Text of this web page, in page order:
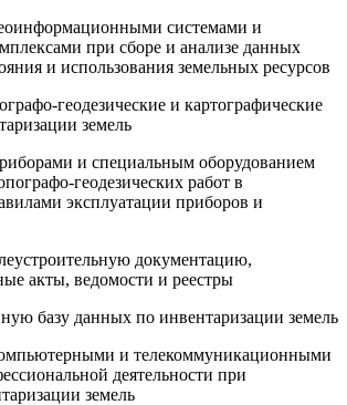
системами и
при сборе и анализе данных
и использования земельных ресурсов
геодезические и картографические
земель
и специальным оборудованием
геодезических работ в
эксплуатации приборов и
документацию,
акты, ведомости и реестры
базу данных по инвентаризации земель
и телекоммуникационными
деятельности при
земель